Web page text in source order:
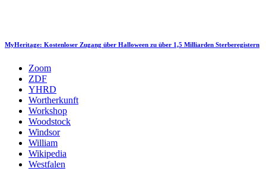
MyHeritage: Kostenloser Zugang über Halloween zu über 1,5 Milliarden Sterberegistern
Zoom
ZDF
YHRD
Wortherkunft
Workshop
Woodstock
Windsor
William
Wikipedia
Westfalen